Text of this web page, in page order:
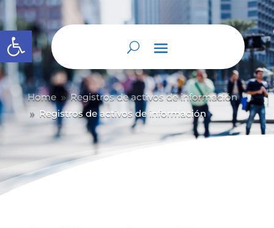
Abrir barra de herramientas
Home 9 Registros de activos de información
9 Registros de activos de información